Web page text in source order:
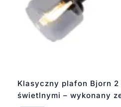
Klasyczny plafon Bjorn 2
świetlnymi – wykonany